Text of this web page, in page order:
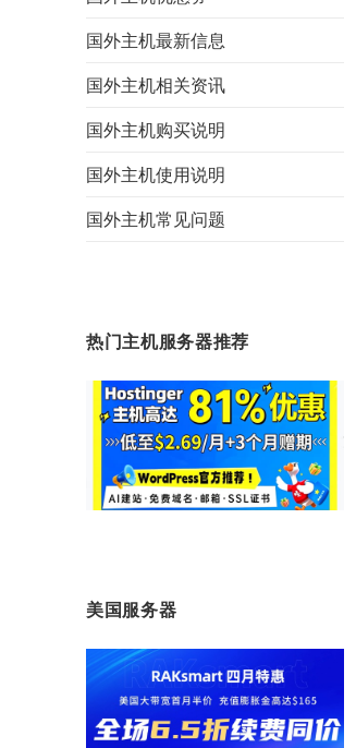
国外主机最新信息
国外主机相关资讯
国外主机购买说明
国外主机使用说明
国外主机常见问题
热门主机服务器推荐
美国服务器